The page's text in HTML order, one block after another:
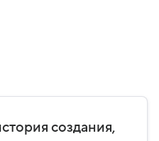
создания,